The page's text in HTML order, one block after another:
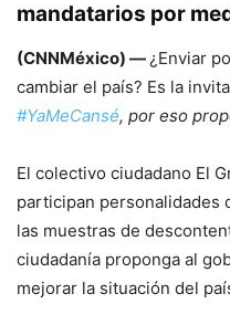
mandatarios por
(CNNMéxico) —¿Enviar
cambiar el país? Es la
#YaMeCansé, por eso
El colectivo ciudadano El
participan personalidades
las muestras de
ciudadanía proponga al
mejorar la situación del